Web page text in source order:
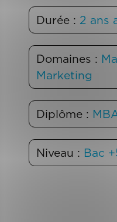
Durée : 2 ans
Domaines :
Marketing
Diplôme :
Niveau : Bac